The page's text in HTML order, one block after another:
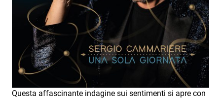
Eventi
Questa affascinante indagine sui sentimenti si apre con